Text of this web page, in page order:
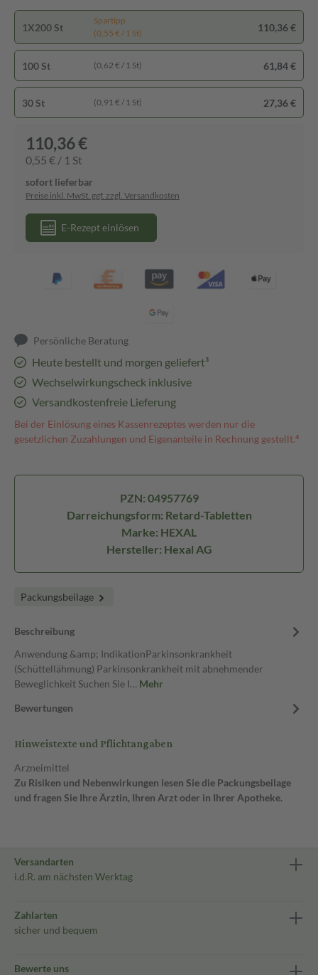
1X200 St
Spartipp
(0,55 € / 1 St)
110,36 €
100 St (0,62 € / 1 St) 61,84 €
30 St (0,91 € / 1 St) 27,36 €
110,36 €
0,55 € / 1 St
sofort lieferbar
Preise inkl. MwSt. ggf. zzgl. Versandkosten
E-Rezept einlösen
Persönliche Beratung
Heute bestellt und morgen geliefert³
Wechselwirkungscheck inklusive
Versandkostenfreie Lieferung
Bei der Einlösung eines Kassenrezeptes werden nur die
gesetzlichen Zuzahlungen und Eigenanteile in Rechnung gestellt.⁴
PZN: 04957769
Darreichungsform: Retard-Tabletten
Marke: HEXAL
Hersteller: Hexal AG
Packungsbeilage
Beschreibung
Anwendung &amp; IndikationParkinsonkrankheit
(Schüttellähmung) Parkinsonkrankheit mit abnehmender
Beweglichkeit Suchen Sie I… Mehr
Bewertungen
Hinweistexte und Pflichtangaben
Arzneimittel
Zu Risiken und Nebenwirkungen lesen Sie die Packungsbeilage
und fragen Sie Ihre Ärztin, Ihren Arzt oder in Ihrer Apotheke.
Versandarten
i.d.R. am nächsten Werktag
Zahlarten
sicher und bequem
Bewerte uns